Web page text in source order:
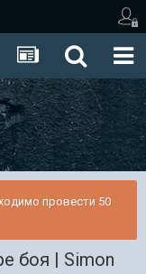
провести 50
боя | Simon